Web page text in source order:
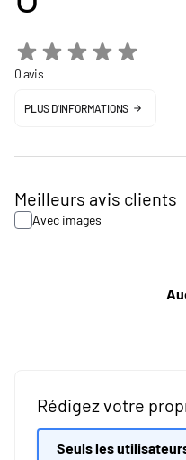
0 avis
PLUS D'INFORMATIONS
Meilleurs avis clients
Avec images
Rédigez votre
Seuls les